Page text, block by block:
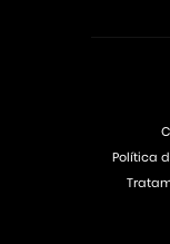
Política